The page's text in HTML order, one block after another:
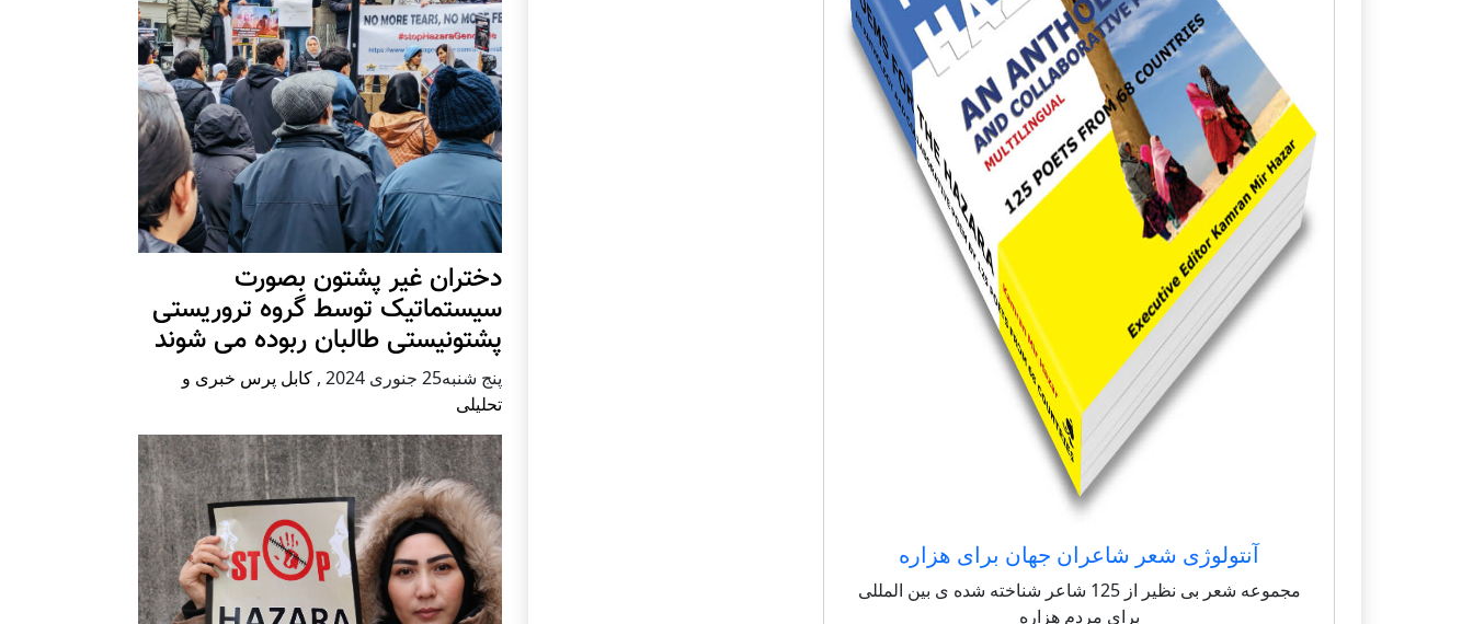
آنتولوژی شعر شاعران جهان برای هزاره
مجموعه شعر بی نظیر از 125 شاعر شناخته شده ی بین المللی
برای مردم هزاره
دختران غیر پشتون بصورت
سیستماتیک توسط گروه تروریستی
پشتونیستی طالبان ربوده می شوند
پنج شنبه25 جنوری 2024 , کابل پرس خبری و
تحلیلی